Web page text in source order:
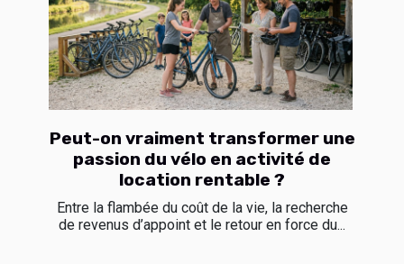
Peut-on vraiment transformer une
passion du vélo en activité de
location rentable ?
Entre la flambée du coût de la vie, la recherche
de revenus d’appoint et le retour en force du...